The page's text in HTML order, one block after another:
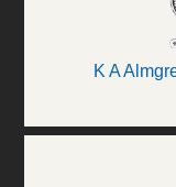
K A